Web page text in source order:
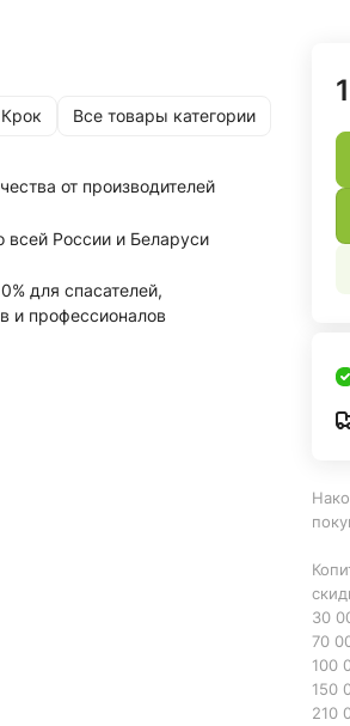
Все товары категории
от производителей
всей России и Беларуси
для спасателей,
и профессионалов
30
70
100
150
210